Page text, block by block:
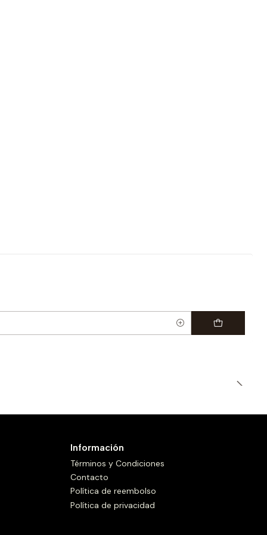
Información
Términos y Condiciones
Contacto
Política de reembolso
Política de privacidad